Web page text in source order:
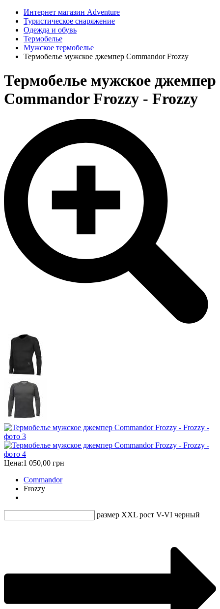
Интернет магазин Adventure
Туристическое снаряжение
Одежда и обувь
Термобелье
Мужское термобелье
Термобелье мужское джемпер Commandor Frozzy
Термобелье мужское джемпер
Commandor Frozzy - Frozzy
Цена:1 050,00 грн
Commandor
Frozzy
размер XXL рост V-VI черный